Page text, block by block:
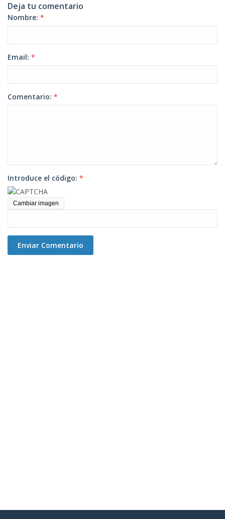
Deja tu comentario
Nombre: *
Email: *
Comentario: *
Introduce el código: *
Cambiar imagen
Enviar Comentario